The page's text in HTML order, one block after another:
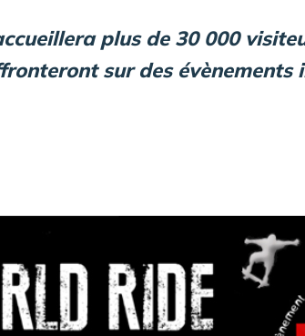
plus de 30 000
sur des